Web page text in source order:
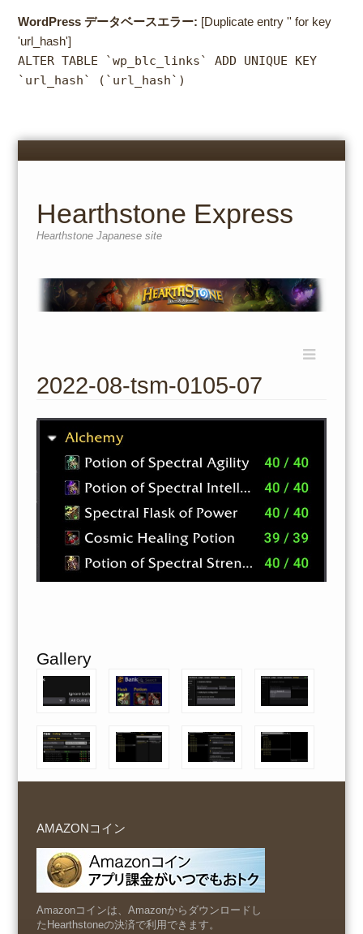
WordPress データベースエラー: [Duplicate entry '' for key
'url_hash']
ALTER TABLE `wp_blc_links` ADD UNIQUE KEY
`url_hash` (`url_hash`)
Menu
Hearthstone Express
Hearthstone Japanese site
content
2022-08-tsm-0105-07
Gallery
AMAZONコイン
Amazonコインは、Amazonからダウンロードし
たHearthstoneの決済で利用できます。